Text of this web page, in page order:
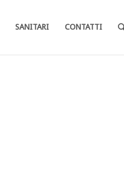
SANITARI CONTATTI